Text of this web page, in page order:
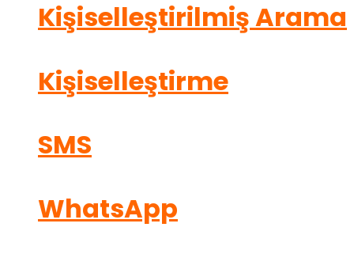
Kişiselleştirilmiş Arama
Kişiselleştirme
SMS
WhatsApp